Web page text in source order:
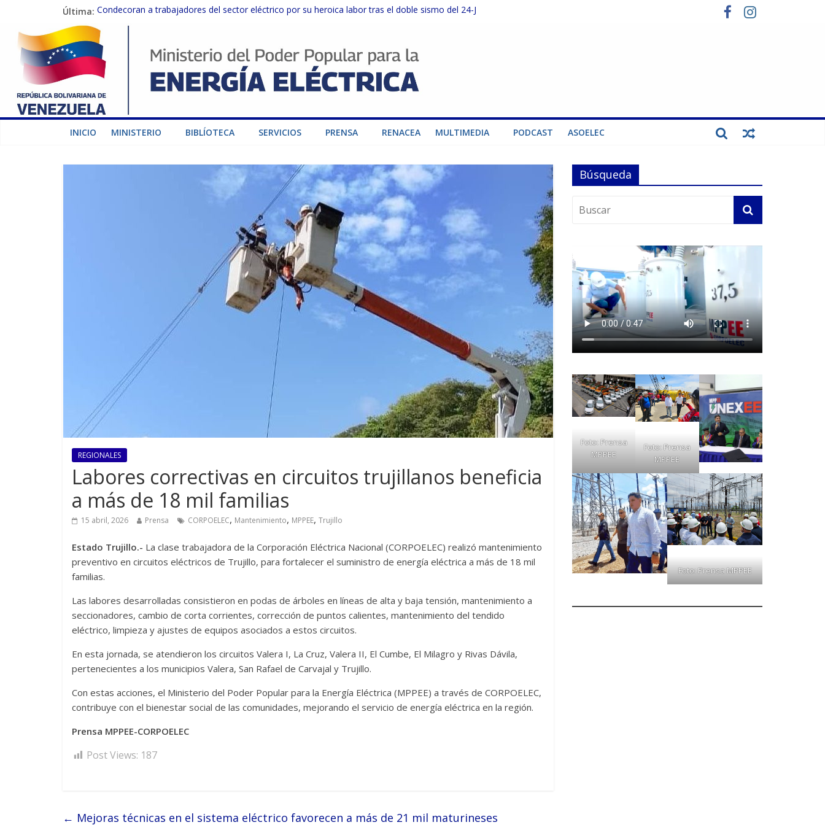
Última: Condecoran a trabajadores del sector eléctrico por su heroica labor tras el doble sismo del 24-J
Gobierno Nacional coordina acciones con el sector privado para fortalecer el SEN ante el «Súper Niño»
Inspeccionan trabajos de rehabilitación en instalaciones del SEN en Carabobo
Gobierno Nacional activa plan preventivo para fortalecer el SEN ante el fenómeno de El Niño
Termocarabobo recupera el 50% de su capacidad de generación para fortalecer el SEN
INICIO MINISTERIO BIBLÍOTECA SERVICIOS PRENSA RENACEA MULTIMEDIA PODCAST ASOELEC
REGIONALES
Labores correctivas en circuitos trujillanos beneficia
a más de 18 mil familias
15 abril, 2026 Prensa CORPOELEC, Mantenimiento, MPPEE, Trujillo
Estado Trujillo.- La clase trabajadora de la Corporación Eléctrica Nacional (CORPOELEC) realizó mantenimiento
preventivo en circuitos eléctricos de Trujillo, para fortalecer el suministro de energía eléctrica a más de 18 mil
familias.
Las labores desarrolladas consistieron en podas de árboles en líneas de alta y baja tensión, mantenimiento a
seccionadores, cambio de corta corrientes, corrección de puntos calientes, mantenimiento del tendido
eléctrico, limpieza y ajustes de equipos asociados a estos circuitos.
En esta jornada, se atendieron los circuitos Valera I, La Cruz, Valera II, El Cumbe, El Milagro y Rivas Dávila,
pertenecientes a los municipios Valera, San Rafael de Carvajal y Trujillo.
Con estas acciones, el Ministerio del Poder Popular para la Energía Eléctrica (MPPEE) a través de CORPOELEC,
contribuye con el bienestar social de las comunidades, mejorando el servicio de energía eléctrica en la región.
Prensa MPPEE-CORPOELEC
Post Views: 187
← Mejoras técnicas en el sistema eléctrico favorecen a más de 21 mil maturineses
Búsqueda
Foto: Prensa
MPPEE
Foto: Prensa
MPPEE
Foto: Prensa MPPEE